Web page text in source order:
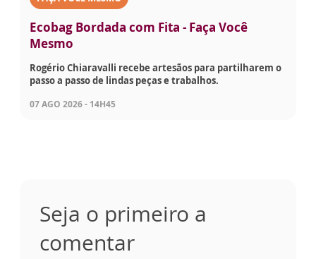
Ecobag Bordada com Fita - Faça Você
Mesmo
Rogério Chiaravalli recebe artesãos para partilharem o
passo a passo de lindas peças e trabalhos.
07 AGO 2026 - 14H45
Seja o primeiro a
comentar